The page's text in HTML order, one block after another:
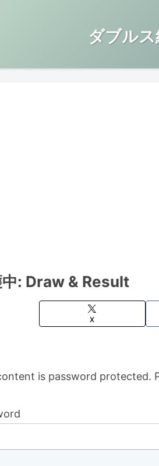
ダブル
: Draw & Result
X
is password protected.